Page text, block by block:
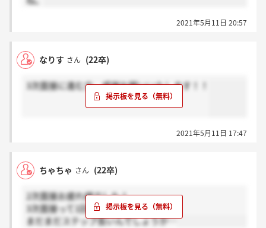
2021年5月11日 20:57
なりす さん (22卒)
3次面接に進む方、感謝お願いいたします！！
2021年5月11日 17:47
ちゃちゃ さん (22卒)
2次面接お疲れ様でした！
3次面接って1回何人なんでしょうね
まだまだステップ長いんでしょうか…